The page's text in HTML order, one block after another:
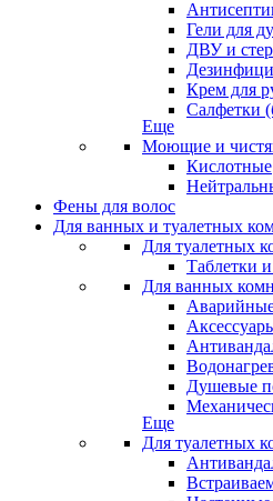
Гели для
ДВУ и
Крем для
Салфетки
Еще
Моющие и
Кислотные
Фены для волос
Для ванных и туалетных
Для туалетных
Таблетки
Для ванных
Душевые
Еще
Для туалетных